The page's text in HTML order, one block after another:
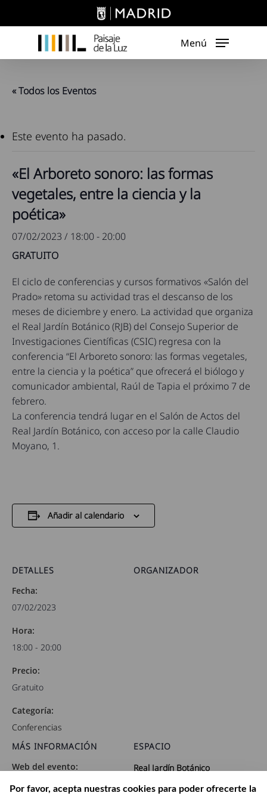
Por favor, acepta nuestras cookies para poder ofrecerte la
Menú
« Todos los Eventos
Este evento ha pasado.
«El Arboreto sonoro: las formas
vegetales, entre la ciencia y la
poética»
07/02/2023 / 18:00- 20:00
GRATUITO
El ciclo de conferencias y cursos formativos «Salón del
Prado» retoma su actividad tras el descanso de los
meses de diciembre y enero. La actividad que organiza
el Real Jardín Botánico (RJB) del Consejo Superior de
Investigaciones Científicas (CSIC) regresa con la
conferencia “El Arboreto sonoro: las formas vegetales,
entre la ciencia y la poética” que ofrecerá el biólogo y
comunicador ambiental, Raúl de Tapia el próximo 7 de
febrero.
La conferencia tendrá lugar en el Salón de Actos del
Real Jardín Botánico, con acceso por la calle Claudio
Moyano, 1.
Añadir al calendario
DETALLES
Fecha:
07/02/2023
Hora:
18:00 - 20:00
Precio:
Gratuito
Categoría:
Conferencias
ESPACIO
Real Jardín Botánico
Plaza de Murillo, 2
ORGANIZADOR
MÁS INFORMACIÓN
Web del evento:
https://rjb.csic.es/evento/el-